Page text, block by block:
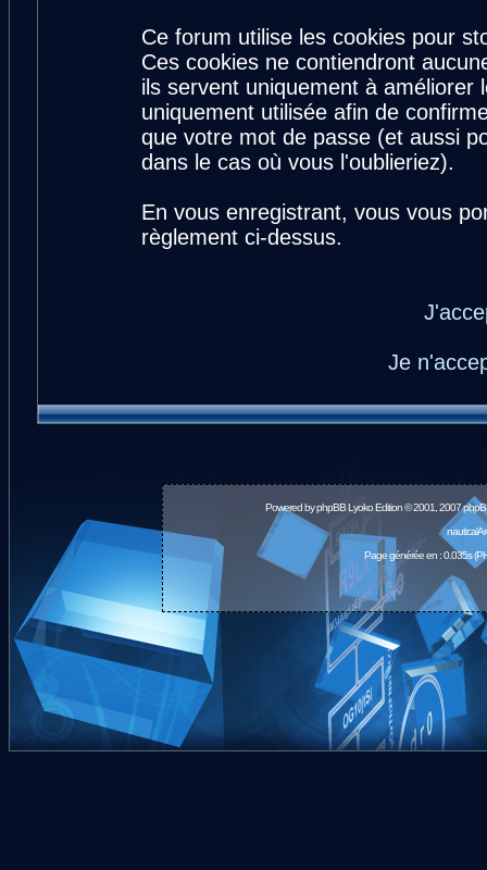
Ce forum utilise les cookies pour
Ces cookies ne contiendront
ils servent uniquement à
uniquement utilisée afin de
que votre mot de passe (et aussi
dans le cas où vous l'oublieriez).
En vous enregistrant, vous vous
règlement ci-dessus.
Je
Powered byphpBBLyoko Edition © 2001, 2007
Page générée en : 0.035s